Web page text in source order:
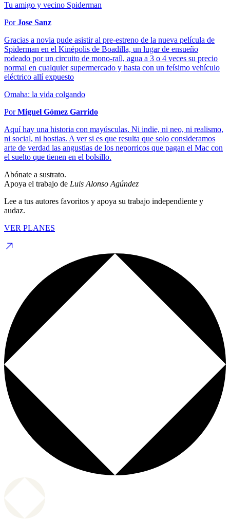
Tu amigo y vecino Spiderman
PorJose Sanz
Gracias a novia pude asistir al pre-estreno de la nueva película de
Spiderman en el Kinépolis de Boadilla, un lugar de ensueño
rodeado por un circuito de mono-raíl, agua a 3 o 4 veces su precio
normal en cualquier supermercado y hasta con un feísimo vehículo
eléctrico allí expuesto
Omaha: la vida colgando
PorMiguel Gómez Garrido
Aquí hay una historia con mayúsculas. Ni indie, ni neo, ni realismo,
ni social, ni hostias. A ver si es que resulta que solo consideramos
arte de verdad las angustias de los neporricos que pagan el Mac con
el suelto que tienen en el bolsillo.
Abónate a sustrato.
Apoya el trabajo de Luis Alonso Agúndez
Lee a tus autores favoritos y apoya su trabajo independiente y
audaz.
VER PLANES